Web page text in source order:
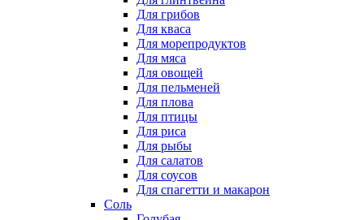
Для грибов
Для кваса
Для морепродуктов
Для мяса
Для овощей
Для пельменей
Для плова
Для птицы
Для риса
Для рыбы
Для салатов
Для соусов
Для спагетти и макарон
Соль